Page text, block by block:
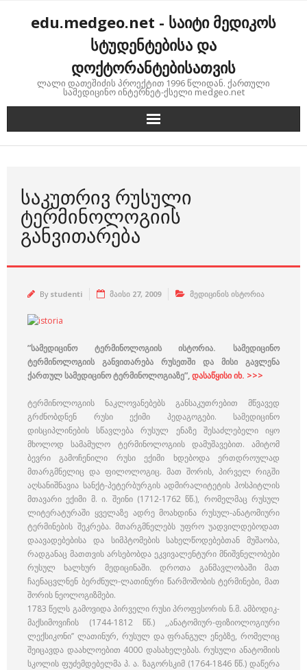
edu.medgeo.net - საიტი მედიკოს
სტუდენტებისა და
დოქტორანტებისათვის
ლალი დათეშიძის პროექტით 1996 წლიდან. ქართული
სამედიცინო ინტერნეტ-ქსელი medgeo.net
ᲡᲐᲙᲣᲗᲠᲘᲕ ᲠᲣᲡᲣᲚᲘ
ᲢᲔᲠᲛᲘᲜᲝᲚᲝᲒᲘᲘᲡ
ᲒᲐᲜᲕᲘᲗᲐᲠᲔᲑᲐ
By studenti მაისი 27, 2009 მედიცინის ისტორია
”სამედიცინო ტერმინოლოგიის ისტორია. სამედიცინო
ტერმინოლოგიის განვითარება რუსეთში და მისი გავლენა
ქართულ სამედიცინო ტერმინოლოგიაზე”,დასაწყისი იხ. >>>
ტერმინოლოგიის ნაკლოვანებებს განსაკუთრებით მწვავედ
გრძნობდნენ რუსი ექიმი პედაგოგები. სამედიცინო
დისციპლინების სწავლება რუსულ ენაზე შესაძლებელი იყო
მხოლოდ სამამულო ტერმინოლოგიის დამუშავებით. ამიტომ
ბევრი გამოჩენილი რუსი ექიმი ხდებოდა ერთდროულად
მთარგმნელიც და ფილოლოგიც. მათ შორის, პირველ რიგში
აღსანიშნავია სანქტ-პეტერბურგის ადმირალიტეტის ჰოსპიტლის
მთავარი ექიმი მ. ი. შეინი (1712-1762 წწ.), რომელმაც რუსულ
ლიტერატურაში ყველაზე ადრე მოახდინა რუსულ-ანატომიური
ტერმინების შეკრება. მთარგმნელებს უფრო უადვილდებოდათ
დაავადებებისა და სიმპტომების სახელწოდებებთან მუშაობა,
რადგანაც მათთვის არსებობდა ეკვივალენტური მნიშვნელობები
რუსულ ხალხურ მედიცინაში. დროთა განმავლობაში მათ
ჩაენაცვლნენ ბერძნულ-ლათინური წარმოშობის ტერმინები, მათ
შორის ნეოლოგიზმები.
1783 წელს გამოვიდა პირველი რუსი პროფესორის ნ.მ. ამბოდიკ-
მაქსიმოვიჩის (1744-1812 წწ.) ,,ანატომიურ-ფიზიოლოგიური
ლექსიკონი’’ ლათინურ, რუსულ და ფრანგულ ენებზე, რომელიც
შეიცავდა დაახლოებით 4000 დასახელებას. რუსული ანატომიის
სკოლის ფუძემდებელმა პ. ა. ზაგორსკიმ (1764-1846 წწ.) დაწერა